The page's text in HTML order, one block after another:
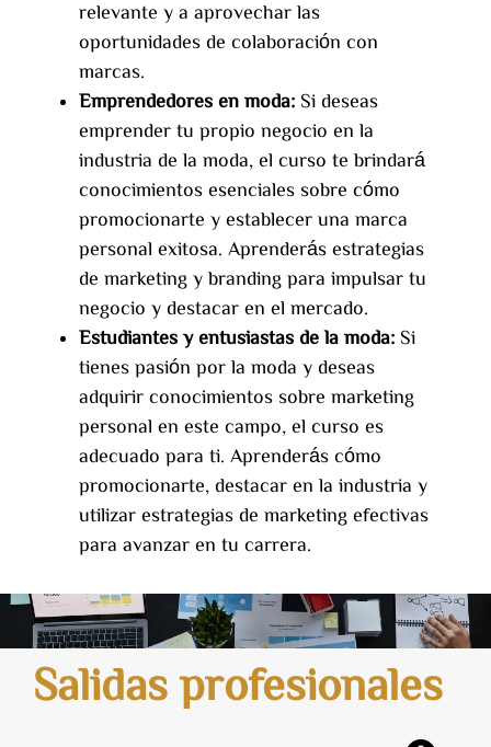
relevante y a aprovechar las
oportunidades de colaboración con
marcas.
Emprendedores en moda: Si deseas
emprender tu propio negocio en la
industria de la moda, el curso te brindará
conocimientos esenciales sobre cómo
promocionarte y establecer una marca
personal exitosa. Aprenderás estrategias
de marketing y branding para impulsar tu
negocio y destacar en el mercado.
Estudiantes y entusiastas de la moda: Si
tienes pasión por la moda y deseas
adquirir conocimientos sobre marketing
personal en este campo, el curso es
adecuado para ti. Aprenderás cómo
promocionarte, destacar en la industria y
utilizar estrategias de marketing efectivas
para avanzar en tu carrera.
Salidas profesionales